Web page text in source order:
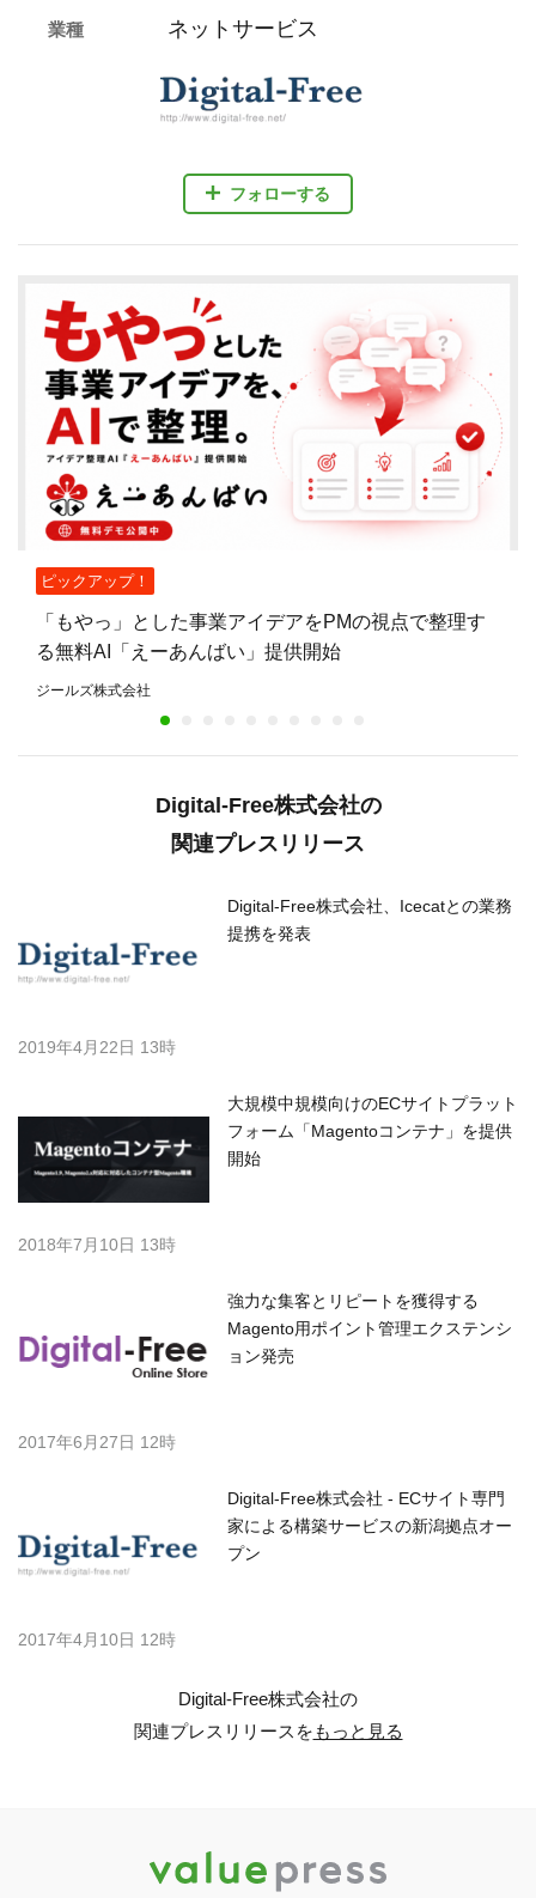
フォローする
業種 ネットサービス
ピックアップ！
「もやっ」とした事業アイデアをPMの視点で整理す
る無料AI「えーあんばい」提供開始
ジールズ株式会社
Digital-Free株式会社の
関連プレスリリース
Digital-Free株式会社、Icecatとの業務
提携を発表
2019年4月22日 13時
大規模中規模向けのECサイトプラット
フォーム「Magentoコンテナ」を提供
開始
2018年7月10日 13時
強力な集客とリピートを獲得する
Magento用ポイント管理エクステンシ
ョン発売
2017年6月27日 12時
Digital-Free株式会社 - ECサイト専門
家による構築サービスの新潟拠点オー
プン
2017年4月10日 12時
Digital-Free株式会社の
関連プレスリリースをもっと見る